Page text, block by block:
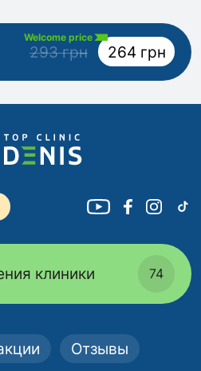
Welcome price
293 грн 264 грн
клиники 74
Отзывы